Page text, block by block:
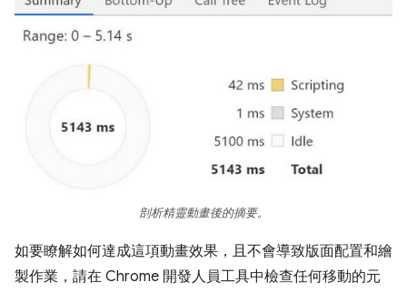
剖析精靈動畫後的摘要。
如要瞭解如何達成這項動畫效果，且不會導致版面配置和繪
製作業，請在 Chrome 開發人員工具中檢查任何移動的元